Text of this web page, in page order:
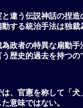
と違う伝説神話の捏
動する統治手法は独
為政者の特異な扇動
う歴史的過去を持つ
は、官憲を称して「
意味ではない。